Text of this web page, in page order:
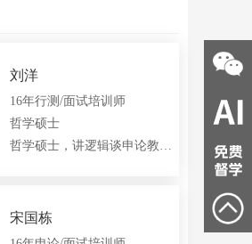
15385145211
15155957501
刘洋
16年行测/面试培训师
哲学硕士
宋国栋